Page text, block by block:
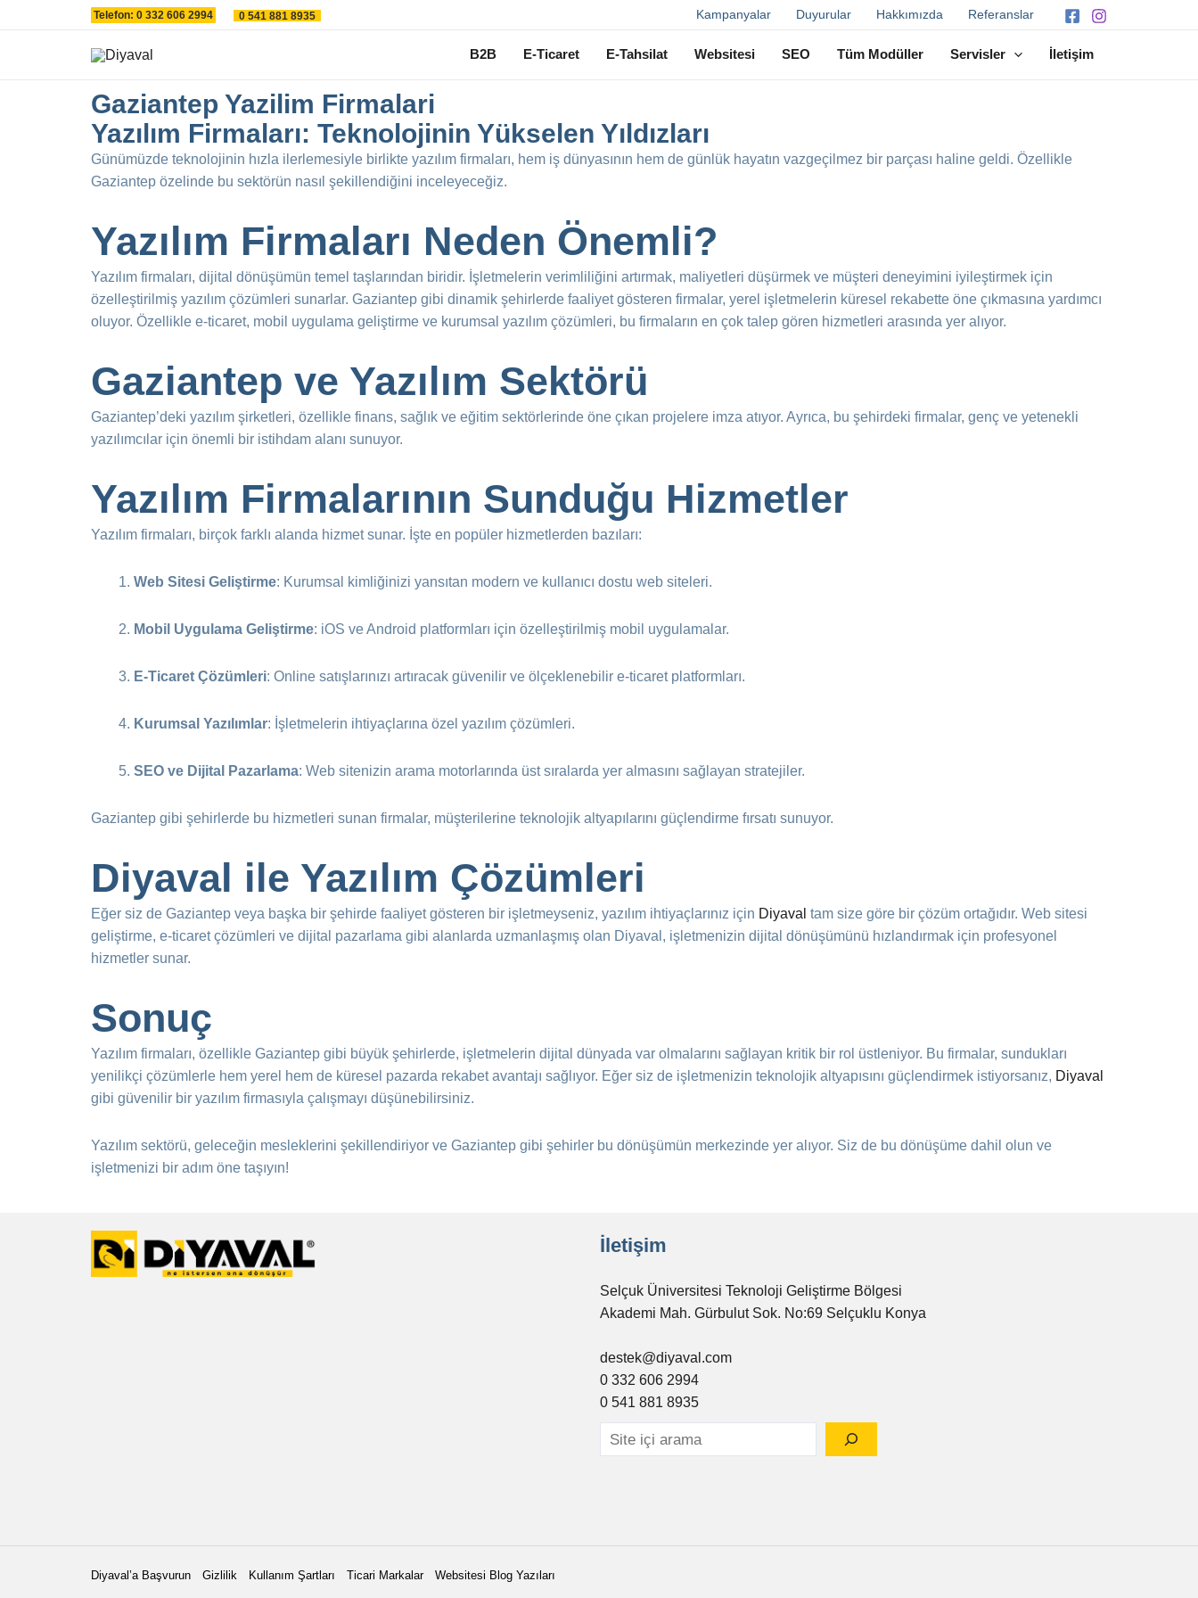
Telefon: 0 332 606 2994 0 541 881 8935 Kampanyalar Duyurular Hakkımızda Referanslar
B2B E-Ticaret E-Tahsilat Websitesi SEO Tüm Modüller Servisler İletişim
Gaziantep Yazilim Firmalari
Yazılım Firmaları: Teknolojinin Yükselen Yıldızları
Günümüzde teknolojinin hızla ilerlemesiyle birlikte yazılım firmaları, hem iş dünyasının hem de günlük hayatın vazgeçilmez bir parçası haline geldi. Özellikle
Gaziantep özelinde bu sektörün nasıl şekillendiğini inceleyeceğiz.
Yazılım Firmaları Neden Önemli?
Yazılım firmaları, dijital dönüşümün temel taşlarından biridir. İşletmelerin verimliliğini artırmak, maliyetleri düşürmek ve müşteri deneyimini iyileştirmek için
özelleştirilmiş yazılım çözümleri sunarlar. Gaziantep gibi dinamik şehirlerde faaliyet gösteren firmalar, yerel işletmelerin küresel rekabette öne çıkmasına yardımcı
oluyor. Özellikle e-ticaret, mobil uygulama geliştirme ve kurumsal yazılım çözümleri, bu firmaların en çok talep gören hizmetleri arasında yer alıyor.
Gaziantep ve Yazılım Sektörü
Gaziantep’deki yazılım şirketleri, özellikle finans, sağlık ve eğitim sektörlerinde öne çıkan projelere imza atıyor. Ayrıca, bu şehirdeki firmalar, genç ve yetenekli
yazılımcılar için önemli bir istihdam alanı sunuyor.
Yazılım Firmalarının Sunduğu Hizmetler
Yazılım firmaları, birçok farklı alanda hizmet sunar. İşte en popüler hizmetlerden bazıları:
Web Sitesi Geliştirme: Kurumsal kimliğinizi yansıtan modern ve kullanıcı dostu web siteleri.
Mobil Uygulama Geliştirme: iOS ve Android platformları için özelleştirilmiş mobil uygulamalar.
E-Ticaret Çözümleri: Online satışlarınızı artıracak güvenilir ve ölçeklenebilir e-ticaret platformları.
Kurumsal Yazılımlar: İşletmelerin ihtiyaçlarına özel yazılım çözümleri.
SEO ve Dijital Pazarlama: Web sitenizin arama motorlarında üst sıralarda yer almasını sağlayan stratejiler.
Gaziantep gibi şehirlerde bu hizmetleri sunan firmalar, müşterilerine teknolojik altyapılarını güçlendirme fırsatı sunuyor.
Diyaval ile Yazılım Çözümleri
Eğer siz de Gaziantep veya başka bir şehirde faaliyet gösteren bir işletmeyseniz, yazılım ihtiyaçlarınız için Diyaval tam size göre bir çözüm ortağıdır. Web sitesi
geliştirme, e-ticaret çözümleri ve dijital pazarlama gibi alanlarda uzmanlaşmış olan Diyaval, işletmenizin dijital dönüşümünü hızlandırmak için profesyonel
hizmetler sunar.
Sonuç
Yazılım firmaları, özellikle Gaziantep gibi büyük şehirlerde, işletmelerin dijital dünyada var olmalarını sağlayan kritik bir rol üstleniyor. Bu firmalar, sundukları
yenilikçi çözümlerle hem yerel hem de küresel pazarda rekabet avantajı sağlıyor. Eğer siz de işletmenizin teknolojik altyapısını güçlendirmek istiyorsanız, Diyaval
gibi güvenilir bir yazılım firmasıyla çalışmayı düşünebilirsiniz.
Yazılım sektörü, geleceğin mesleklerini şekillendiriyor ve Gaziantep gibi şehirler bu dönüşümün merkezinde yer alıyor. Siz de bu dönüşüme dahil olun ve
işletmenizi bir adım öne taşıyın!
İletişim
Selçuk Üniversitesi Teknoloji Geliştirme Bölgesi
Akademi Mah. Gürbulut Sok. No:69 Selçuklu Konya
destek@diyaval.com
0 332 606 2994
0 541 881 8935
Diyaval’a Başvurun Gizlilik Kullanım Şartları Ticari Markalar Websitesi Blog Yazıları